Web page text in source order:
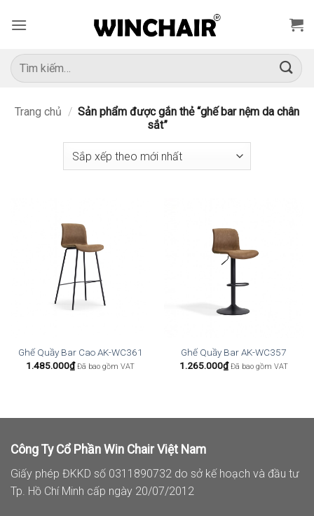
qua
dung
Tìm
kiếm:
Trang chủ / Sản phẩm được gắn thẻ “ghế bar nệm da chân
sắt”
Ghế Quầy Bar Cao AK-WC361
1.485.000₫ Đã bao gồm VAT
Ghế Quầy Bar AK-WC357
1.265.000₫ Đã bao gồm VAT
Công Ty Cổ Phần Win Chair Việt Nam
Giấy phép ĐKKD số 0311890732 do sở kế hoạch và đầu tư
Tp. Hồ Chí Minh cấp ngày 20/07/2012